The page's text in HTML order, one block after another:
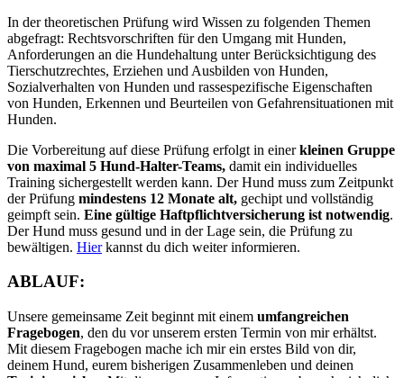
In der theoretischen Prüfung wird Wissen zu folgenden Themen
abgefragt: Rechtsvorschriften für den Umgang mit Hunden,
Anforderungen an die Hundehaltung unter Berücksichtigung des
Tierschutzrechtes, Erziehen und Ausbilden von Hunden,
Sozialverhalten von Hunden und rassespezifische Eigenschaften
von Hunden, Erkennen und Beurteilen von Gefahrensituationen mit
Hunden.
Die Vorbereitung auf diese Prüfung erfolgt in einerkleinen Gruppe
von maximal 5 Hund-Halter-Teams, damit ein individuelles
Training sichergestellt werden kann. Der Hund muss zum Zeitpunkt
der Prüfung mindestens 12 Monate alt, gechipt und vollständig
geimpft sein. Eine gültige Haftpflichtversicherung ist notwendig.
Der Hund muss gesund und in der Lage sein, die Prüfung zu
bewältigen. Hierkannst du dich weiter informieren.
ABLAUF:
Unsere gemeinsame Zeit beginnt mit einem umfangreichen
Fragebogen, den du vor unserem ersten Termin von mir erhältst.
Mit diesem Fragebogen mache ich mir ein erstes Bild von dir,
deinem Hund, eurem bisherigen Zusammenleben und deinen